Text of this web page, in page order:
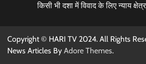
किसी भी दशा में विवाद के लिए न्याय क्षेत्र
Copyright © HARI TV 2024. All Rights
News Articles By Adore Themes.